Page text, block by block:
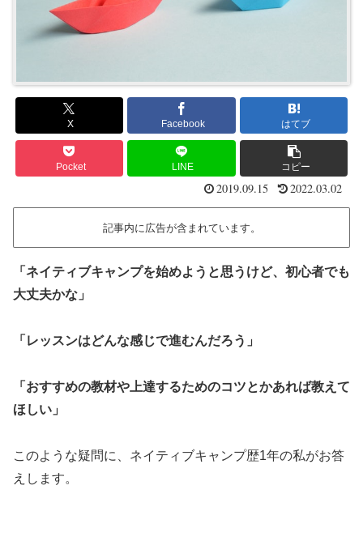
X Facebook はてブ
Pocket LINE コピー
2019.09.15 2022.03.02
記事内に広告が含まれています。
「ネイティブキャンプを始めようと思うけど、初心者でも
大丈夫かな」
「レッスンはどんな感じで進むんだろう」
「おすすめの教材や上達するためのコツとかあれば教えて
ほしい」
このような疑問に、ネイティブキャンプ歴1年の私がお答
えします。